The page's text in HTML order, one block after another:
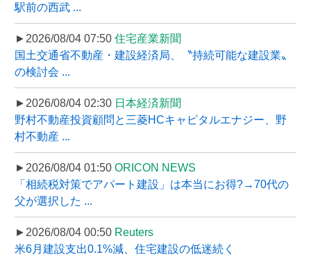
駅前の西武 ...
►2026/08/04 07:50 住宅産業新聞
国土交通省不動産・建設経済局、〝持続可能な建設業〟
の検討会 ...
►2026/08/04 02:30 日本経済新聞
野村不動産投資顧問と三菱HCキャピタルエナジー、野
村不動産 ...
►2026/08/04 01:50 ORICON NEWS
「相続税対策でアパート建設」は本当にお得?→70代の
父が選択した ...
►2026/08/04 00:50 Reuters
米6月建設支出0.1%減、住宅建設の低迷続く